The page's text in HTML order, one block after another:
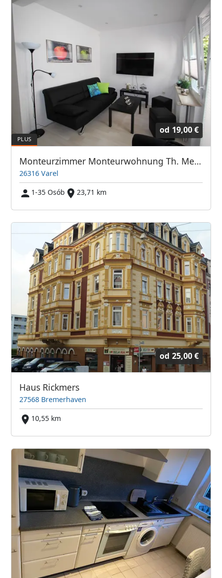
od 19,00 €
Monteurzimmer Monteurwohnung Th. Meyer Varel free WIFI
26316 Varel
1-35 Osób
23,71 km
od 25,00 €
Haus Rickmers
27568 Bremerhaven
10,55 km